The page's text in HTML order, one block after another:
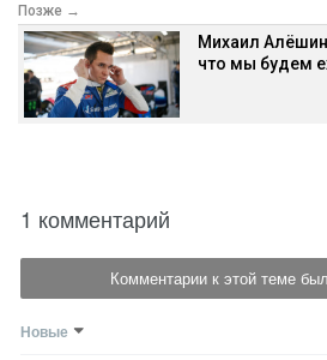
Позже →
Михаил
что мы будем
1 комментарий
Комментарии к этой теме
Новые